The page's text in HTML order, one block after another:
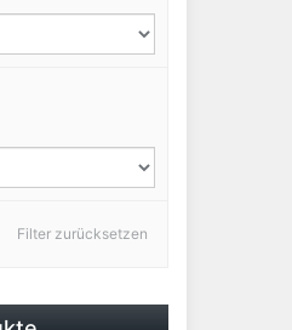
Filter zurücksetzen